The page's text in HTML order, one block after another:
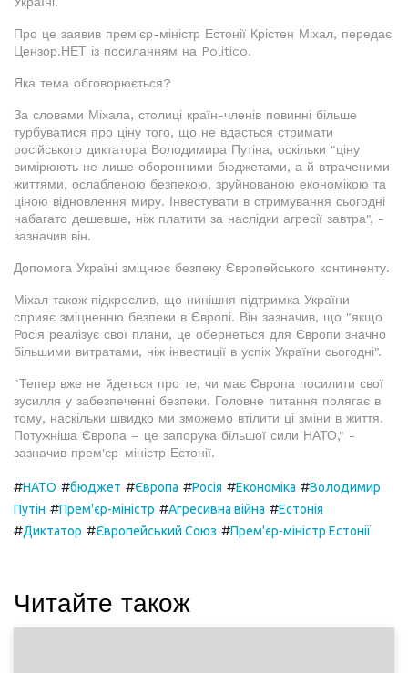
Про це заявив прем'єр-міністр Естонії Крістен Міхал, передає
Цензор.НЕТ із посиланням на Politico.
Яка тема обговорюється?
За словами Міхала, столиці країн-членів повинні більше
турбуватися про ціну того, що не вдасться стримати
російського диктатора Володимира Путіна, оскільки "ціну
вимірюють не лише оборонними бюджетами, а й втраченими
життями, ослабленою безпекою, зруйнованою економікою та
ціною відновлення миру. Інвестувати в стримування сьогодні
набагато дешевше, ніж платити за наслідки агресії завтра", -
зазначив він.
Допомога Україні зміцнює безпеку Європейського континенту.
Міхал також підкреслив, що нинішня підтримка України
сприяє зміцненню безпеки в Європі. Він зазначив, що "якщо
Росія реалізує свої плани, це обернеться для Європи значно
більшими витратами, ніж інвестиції в успіх України сьогодні".
"Тепер вже не йдеться про те, чи має Європа посилити свої
зусилля у забезпеченні безпеки. Головне питання полягає в
тому, наскільки швидко ми зможемо втілити ці зміни в життя.
Потужніша Європа – це запорука більшої сили НАТО," -
зазначив прем'єр-міністр Естонії.
#НАТО #бюджет #Європа #Росія #Економіка #Володимир
Путін #Прем'єр-міністр #Агресивна війна #Естонія
#Диктатор #Європейський Союз #Прем'єр-міністр Естонії
Читайте також